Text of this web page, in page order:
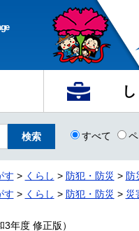
すべて
す > くらし > 防犯・防災 > 防
す > くらし > 防犯・防災 > 災
年度 修正版）